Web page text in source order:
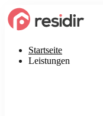
Startseite
Leistungen